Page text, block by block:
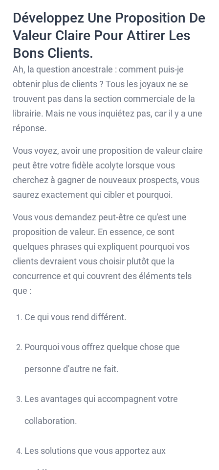
Développez Une Proposition De
Valeur Claire Pour Attirer Les
Bons Clients.
Ah, la question ancestrale : comment puis-je
obtenir plus de clients ? Tous les joyaux ne se
trouvent pas dans la section commerciale de la
librairie. Mais ne vous inquiétez pas, car il y a une
réponse.
Vous voyez, avoir une proposition de valeur claire
peut être votre fidèle acolyte lorsque vous
cherchez à gagner de nouveaux prospects, vous
saurez exactement qui cibler et pourquoi.
Vous vous demandez peut-être ce qu'est une
proposition de valeur. En essence, ce sont
quelques phrases qui expliquent pourquoi vos
clients devraient vous choisir plutôt que la
concurrence et qui couvrent des éléments tels
que :
Ce qui vous rend différent.
Pourquoi vous offrez quelque chose que
personne d'autre ne fait.
Les avantages qui accompagnent votre
collaboration.
Les solutions que vous apportez aux